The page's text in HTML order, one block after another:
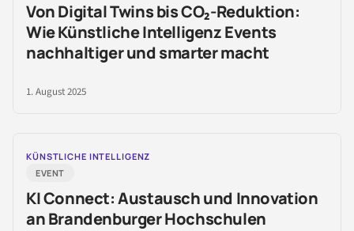
Von Digital Twins bis CO₂-Reduktion:
Wie Künstliche Intelligenz Events
nachhaltiger und smarter macht
1. August 2025
KÜNSTLICHE INTELLIGENZ
EVENT
KI Connect: Austausch und Innovation
an Brandenburger Hochschulen